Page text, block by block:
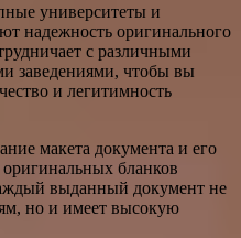
университеты и
надежность оригинального
с различными
заведениями, чтобы вы
и легитимность
макета документа и его
бланков
выданный документ не
но и имеет высокую